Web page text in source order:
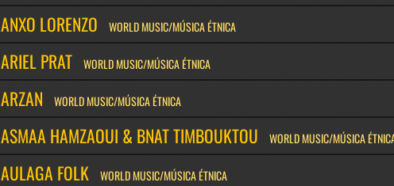
ANXO LORENZO WORLD MUSIC/MÚSICA ÉTNICA
ARIEL PRAT WORLD MUSIC/MÚSICA ÉTNICA
ARZAN WORLD MUSIC/MÚSICA ÉTNICA
ASMAA HAMZAOUI & BNAT TIMBOUKTOU WORLD MUSIC/MÚSICA
AULAGA FOLK WORLD MUSIC/MÚSICA ÉTNICA